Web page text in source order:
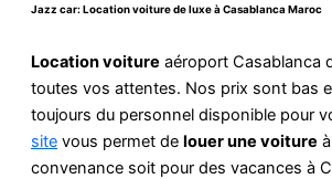
Jazz car: Location voiture de luxe à Casablanca Maroc
Location voiture aéroport Casablanca
toutes vos attentes. Nos prix sont bas
toujours du personnel disponible pour
site vous permet de louer une voiture
convenance soit pour des vacances à